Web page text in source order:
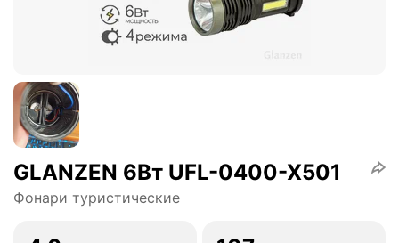
GLANZEN 6Вт UFL-0400-X501
Фонари туристические